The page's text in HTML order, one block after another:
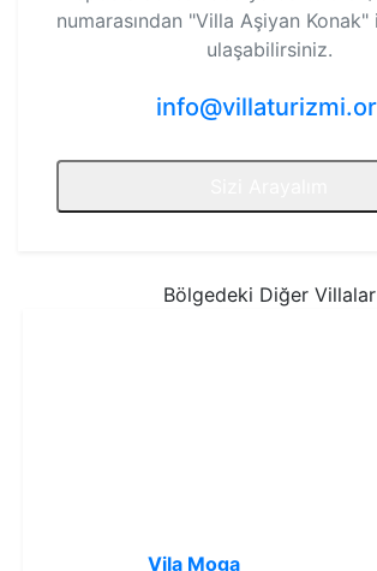
numarasından "Villa Aşiyan Konak"
ulaşabilirsiniz.
Bölgedeki Diğer Villalar
Vila Moga